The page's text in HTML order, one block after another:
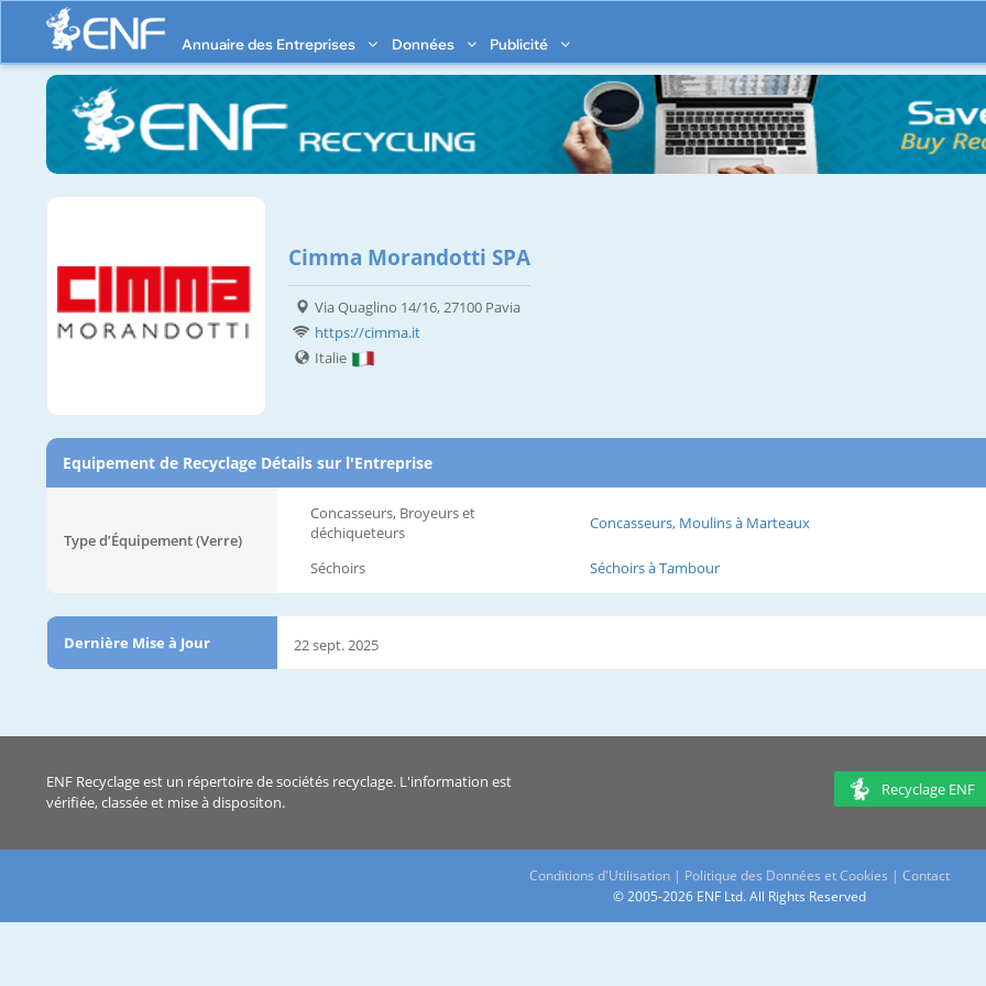
Annuaire des Entreprises Données Publicité
Cimma Morandotti SPA
Via Quaglino 14/16, 27100 Pavia
https://cimma.it
Italie
Equipement de Recyclage Détails sur l'Entreprise
Type d’Équipement (Verre)
Concasseurs, Broyeurs et
déchiqueteurs
Concasseurs, Moulins à Marteaux
Séchoirs Séchoirs à Tambour
Dernière Mise à Jour 22 sept. 2025
ENF Recyclage est un répertoire de sociétés recyclage. L'information est
vérifiée, classée et mise à dispositon.
Recyclage ENF
Conditions d'Utilisation | Politique des Données et Cookies | Contact
© 2005-2026 ENF Ltd. All Rights Reserved